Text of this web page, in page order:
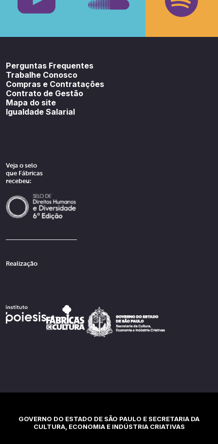
Perguntas Frequentes
Trabalhe Conosco
Compras e Contratações
Contrato de Gestão
Mapa do site
Igualdade Salarial
Veja o selo
que Fábricas
recebeu:
Realização
GOVERNO DO ESTADO DE SÃO PAULO E SECRETARIA DA
CULTURA, ECONOMIA E INDÚSTRIA CRIATIVAS